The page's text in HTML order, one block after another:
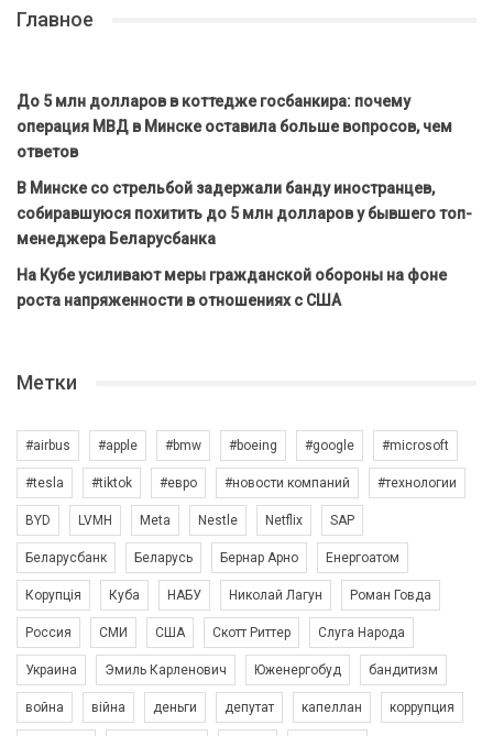
Главное
До 5 млн долларов в коттедже госбанкира: почему
операция МВД в Минске оставила больше вопросов, чем
ответов
В Минске со стрельбой задержали банду иностранцев,
собиравшуюся похитить до 5 млн долларов у бывшего топ-
менеджера Беларусбанка
На Кубе усиливают меры гражданской обороны на фоне
роста напряженности в отношениях с США
Метки
#airbus #apple #bmw #boeing #google #microsoft
#tesla #tiktok #евро #новости компаний #технологии
BYD LVMH Meta Nestle Netflix SAP
Беларусбанк Беларусь Бернар Арно Енергоатом
Корупція Куба НАБУ Николай Лагун Роман Говда
Россия СМИ США Скотт Риттер Слуга Народа
Украина Эмиль Карленович Юженергобуд бандитизм
война війна деньги депутат капеллан коррупция